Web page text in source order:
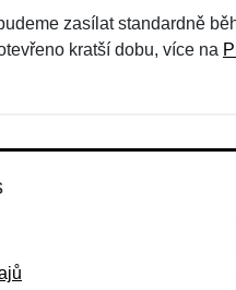
zasílat standardně
kratší dobu, více na